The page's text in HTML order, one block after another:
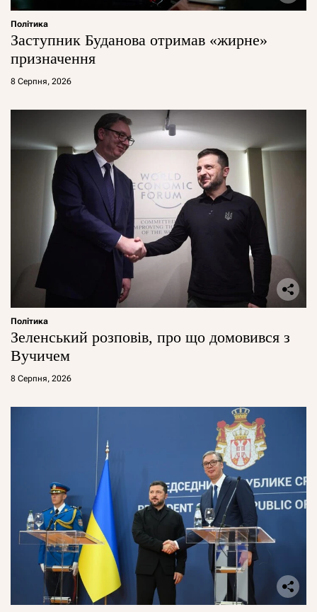
Політика
Заступник Буданова отримав «жирне»
призначення
8 Серпня, 2026
Політика
Зеленський розповів, про що домовився з
Вучичем
8 Серпня, 2026